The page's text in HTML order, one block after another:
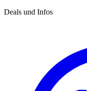
Deals und Infos